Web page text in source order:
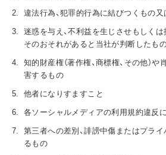
違法行為、犯罪的行為に結びつくもの
迷惑を与え、不利益を生じさせもしく
そのおそれがあると当社が判断したも
知的財産権（著作権、商標権、その他）
害するもの
他者になりすますこと
各ソーシャルメディアの利用規約違反
第三者への差別、誹謗中傷またはプラ
るもの